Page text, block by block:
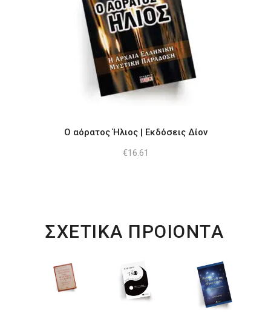
Ο αόρατος Ήλιος | Εκδόσεις Δίον
€16.61
ΣΧΕΤΙΚΑ ΠΡΟΙΟΝΤΑ